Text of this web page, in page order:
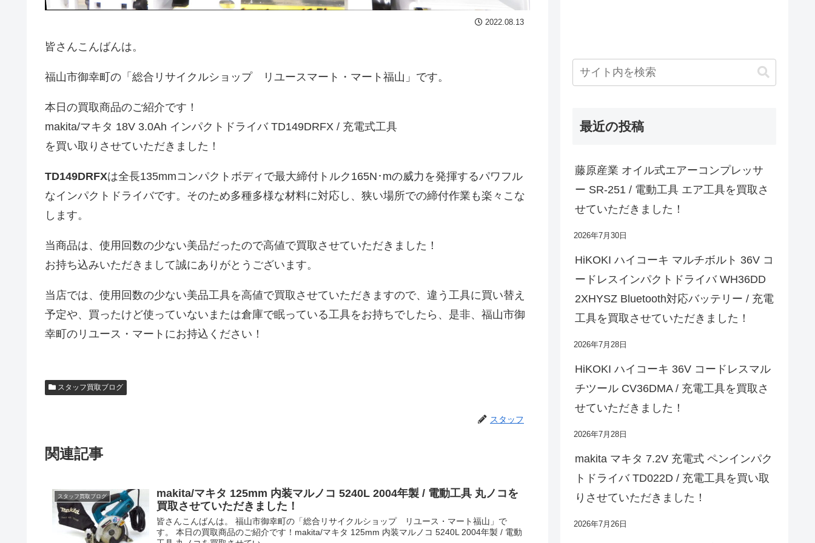
2022.08.13
皆さんこんばんは。
福山市御幸町の「総合リサイクルショップ リユースマート・マート福山」です。
本日の買取商品のご紹介です！
makita/マキタ 18V 3.0Ah インパクトドライバ TD149DRFX / 充電式工具
を買い取りさせていただきました！
TD149DRFXは全長135mmコンパクトボディで最大締付トルク165N･mの威力を発揮するパワフル
なインパクトドライバです。そのため多種多様な材料に対応し、狭い場所での締付作業も楽々こな
します。
当商品は、使用回数の少ない美品だったので高値で買取させていただきました！
お持ち込みいただきまして誠にありがとうございます。
当店では、使用回数の少ない美品工具を高値で買取させていただきますので、違う工具に買い替え
予定や、買ったけど使っていないまたは倉庫で眠っている工具をお持ちでしたら、是非、福山市御
幸町のリユース・マートにお持込ください！
スタッフ買取ブログ
スタッフ
関連記事
スタッフ買取ブログ
makita/マキタ 125mm 内装マルノコ 5240L 2004年製 / 電動工具 丸ノコを
買取させていただきました！
皆さんこんばんは。 福山市御幸町の「総合リサイクルショップ リユース・マート福山」で
す。 本日の買取商品のご紹介です！makita/マキタ 125mm 内装マルノコ 5240L 2004年製 / 電動
最近の投稿
藤原産業 オイル式エアーコンプレッサ
ー SR-251 / 電動工具 エア工具を買取さ
せていただきました！
2026年7月30日
HiKOKI ハイコーキ マルチボルト 36V コ
ードレスインパクトドライバ WH36DD
2XHYSZ Bluetooth対応バッテリー / 充電
工具を買取させていただきました！
2026年7月28日
HiKOKI ハイコーキ 36V コードレスマル
チツール CV36DMA / 充電工具を買取さ
せていただきました！
2026年7月28日
makita マキタ 7.2V 充電式 ペンインパク
トドライバ TD022D / 充電工具を買い取
りさせていただきました！
2026年7月26日